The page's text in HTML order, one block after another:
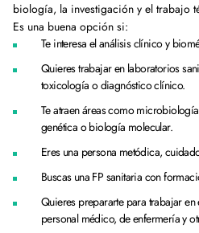
biología, la investigación y el trabajo
Es una buena opción si:
Te interesa el análisis clínico y
Quieres trabajar en laboratorios
toxicología o diagnóstico clínico.
Te atraen áreas como
genética o biología molecular.
Eres una persona metódica,
Buscas una FP sanitaria con
Quieres prepararte para trabajar
personal médico, de enfermería y